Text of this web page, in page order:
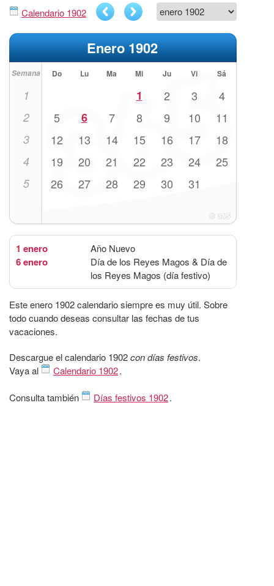
Calendario 1902
Enero 1902
Semana Do Lu Ma Mi Ju Vi Sá
1 1 2 3 4
2 5 6 7 8 9 10 11
3 12 13 14 15 16 17 18
4 19 20 21 22 23 24 25
5 26 27 28 29 30 31
1 enero Año Nuevo
6 enero
Día de los Reyes Magos & Día de
los Reyes Magos (día festivo)
Este enero 1902 calendario siempre es muy útil. Sobre
todo cuando deseas consultar las fechas de tus
vacaciones.
Descargue el calendario 1902con días festivos.
Vaya al
Calendario 1902.
Consulta también Días festivos 1902.